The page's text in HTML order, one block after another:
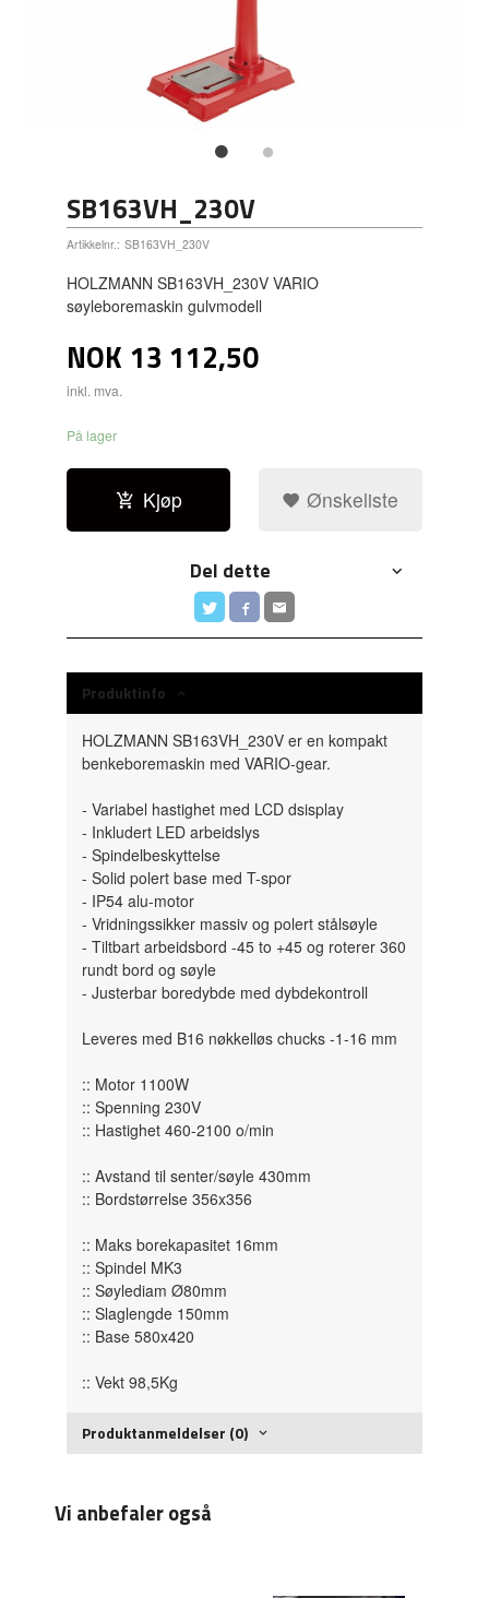
SB163VH_230V
Artikkelnr.: SB163VH_230V
HOLZMANN SB163VH_230V VARIO
søyleboremaskin gulvmodell
NOK 13 112,50
inkl. mva.
På lager
Kjøp Ønskeliste
Del dette
Produktinfo
HOLZMANN SB163VH_230V er en kompakt
benkeboremaskin med VARIO-gear.
- Variabel hastighet med LCD dsisplay
- Inkludert LED arbeidslys
- Spindelbeskyttelse
- Solid polert base med T-spor
- IP54 alu-motor
- Vridningssikker massiv og polert stålsøyle
- Tiltbart arbeidsbord -45 to +45 og roterer 360
rundt bord og søyle
- Justerbar boredybde med dybdekontroll
Leveres med B16 nøkkelløs chucks -1-16 mm
:: Motor 1100W
:: Spenning 230V
:: Hastighet 460-2100 o/min
:: Avstand til senter/søyle 430mm
:: Bordstørrelse 356x356
:: Maks borekapasitet 16mm
:: Spindel MK3
:: Søylediam Ø80mm
:: Slaglengde 150mm
:: Base 580x420
:: Vekt 98,5Kg
Produktanmeldelser (0)
Vi anbefaler også